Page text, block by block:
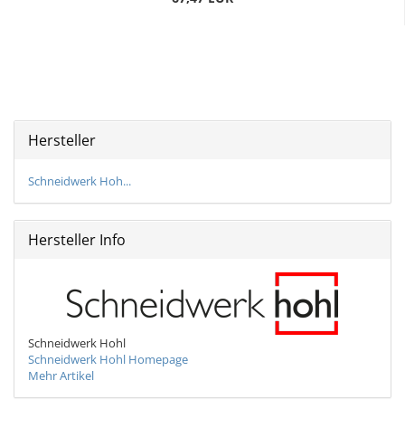
Hersteller
Schneidwerk Hoh...
Hersteller Info
Schneidwerk Hohl
Schneidwerk Hohl Homepage
Mehr Artikel